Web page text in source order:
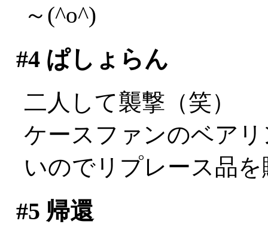
～(^o^)
#4ぱしょらん
二人して襲撃（笑）
ケースファンのベア
いのでリプレース品を
#5 帰還